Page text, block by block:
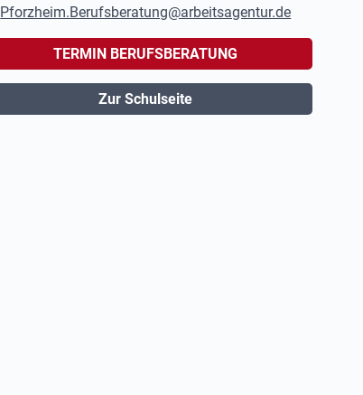
Pforzheim.Berufsberatung@arbeitsagentur.de
TERMIN BERUFSBERATUNG
Zur Schulseite